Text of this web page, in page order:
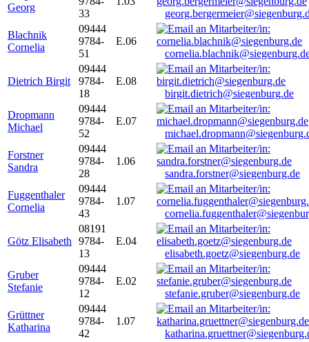
Georg
33
Blachnik
Cornelia
09444
9784-
51
E.06
Dietrich Birgit
09444
9784-
18
E.08
birgit.dietrich@siegenburg.de
Dropmann
Michael
09444
9784-
52
E.07
Forstner
Sandra
09444
9784-
28
1.06
sandra.forstner@siegenburg.de
Fuggenthaler
Cornelia
09444
9784-
43
1.07
Götz Elisabeth
08191
9784-
13
E.04
elisabeth.goetz@siegenburg.de
Gruber
Stefanie
09444
9784-
12
E.02
stefanie.gruber@siegenburg.de
Grüttner
Katharina
09444
9784-
42
1.07